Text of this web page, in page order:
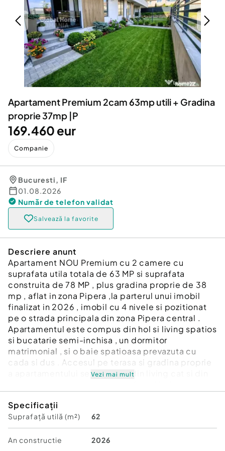
Servicii
Animale de companie
Afaceri și echipamente profesionale
Inchiriere Bunuri si Vehicule
Utilaje agricole si industriale
Piese auto si accesorii
Dacia Duster
Apartament Premium 2cam 63mp utili + Gradina
proprie 37mp |P
169.460 eur
Companie
Bucuresti, IF
01.08.2026
Număr de telefon validat
Salvează la favorite
Descriere anunt
Apartament NOU Premium cu 2 camere cu
suprafata utila totala de 63 MP si suprafata
construita de 78 MP , plus gradina proprie de 38
mp , aflat in zona Pipera ,la parterul unui imobil
finalizat in 2026 , imobil cu 4 nivele si pozitionat
pe o strada principala din zona Pipera central .
Apartamentul este compus din hol si living spatios
si bucatarie semi-inchisa , un dormitor
matrimonial , si o baie spatioasa prevazuta cu
cada si dus . Accesul pe terasa si gradina proprie
a apartamentului se face stat din living cat si din
centrala proprie pe gaz si incalzire in pardoseala.
Pretul de vanzare pentru acest imobil este de
2400 euro +tva / mp util , iar pentru terase si
gradina proprie pretul este de 500 euro +tva / mp
Vezi mai mult
Specificații
Suprafață utilă (m²) 62
An constructie 2026